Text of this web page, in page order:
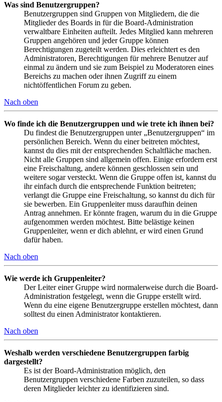
Was sind Benutzergruppen?
Benutzergruppen sind Gruppen von Mitgliedern, die die
Mitglieder des Boards in für die Board-Administration
verwaltbare Einheiten aufteilt. Jedes Mitglied kann mehreren
Gruppen angehören und jeder Gruppe können
Berechtigungen zugeteilt werden. Dies erleichtert es den
Administratoren, Berechtigungen für mehrere Benutzer auf
einmal zu ändern und sie zum Beispiel zu Moderatoren eines
Bereichs zu machen oder ihnen Zugriff zu einem
nichtöffentlichen Forum zu geben.
Nach oben
Wo finde ich die Benutzergruppen und wie trete ich ihnen bei?
Du findest die Benutzergruppen unter „Benutzergruppen“ im
persönlichen Bereich. Wenn du einer beitreten möchtest,
kannst du dies mit der entsprechenden Schaltfläche machen.
Nicht alle Gruppen sind allgemein offen. Einige erfordern erst
eine Freischaltung, andere können geschlossen sein und
weitere sogar versteckt. Wenn die Gruppe offen ist, kannst du
ihr einfach durch die entsprechende Funktion beitreten;
verlangt die Gruppe eine Freischaltung, so kannst du dich für
sie bewerben. Ein Gruppenleiter muss daraufhin deinen
Antrag annehmen. Er könnte fragen, warum du in die Gruppe
aufgenommen werden möchtest. Bitte belästige keinen
Gruppenleiter, wenn er dich ablehnt, er wird einen Grund
dafür haben.
Nach oben
Wie werde ich Gruppenleiter?
Der Leiter einer Gruppe wird normalerweise durch die Board-
Administration festgelegt, wenn die Gruppe erstellt wird.
Wenn du eine eigene Benutzergruppe erstellen möchtest, dann
solltest du einen Administrator kontaktieren.
Nach oben
Weshalb werden verschiedene Benutzergruppen farbig
dargestellt?
Es ist der Board-Administration möglich, den
Benutzergruppen verschiedene Farben zuzuteilen, so dass
deren Mitglieder leichter zu identifizieren sind.